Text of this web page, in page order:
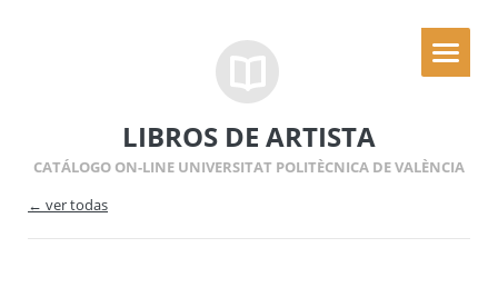
LIBROS DE ARTISTA
CATÁLOGO ON-LINE UNIVERSITAT POLITÈCNICA DE VALÈNCIA
← ver todas